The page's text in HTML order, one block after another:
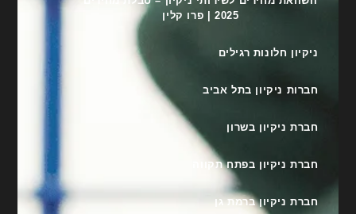
2025 | פרו קלין
ניקיון חלונות רגילים
חברות ניקיון בתל אביב
חברת ניקיון בשרון
חברת ניקיון בפתח תקווה
חברת ניקיון ברמת גן